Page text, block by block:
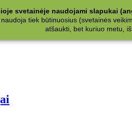
svetainėje naudojami slapukai
tiek būtinuosius (svetainės
atšaukti, bet kuriuo metu,